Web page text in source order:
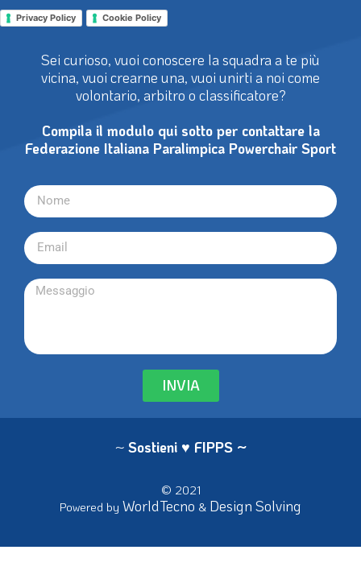
Privacy Policy Cookie Policy
Sei curioso, vuoi conoscere la squadra a te più
vicina, vuoi crearne una, vuoi unirti a noi come
volontario, arbitro o classificatore?
Compila il modulo qui sotto per contattare la
Federazione Italiana Paralimpica Powerchair Sport
INVIA
~ Sostieni ♥ FIPPS ~
© 2021
Powered by WorldTecno & Design Solving